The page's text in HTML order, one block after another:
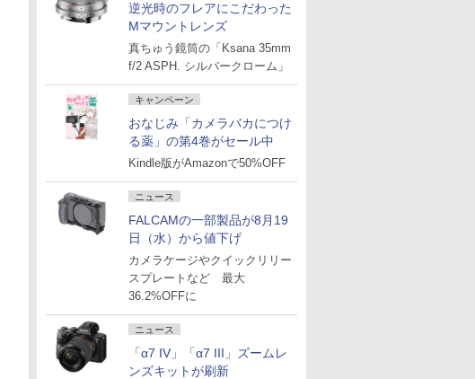
逆光時のフレアにこだわった
Mマウントレンズ
真ちゅう鏡筒の「Ksana 35mm
f/2 ASPH. シルバークローム」
キャンペーン
おなじみ「カメラバカにつけ
る薬」の第4巻がセール中
Kindle版がAmazonで50%OFF
ニュース
FALCAMの一部製品が8月19
日（水）から値下げ
カメラケージやクイックリリー
スプレートなど 最大
36.2%OFFに
ニュース
「α7 IV」「α7 III」ズームレ
ンズキットが刷新